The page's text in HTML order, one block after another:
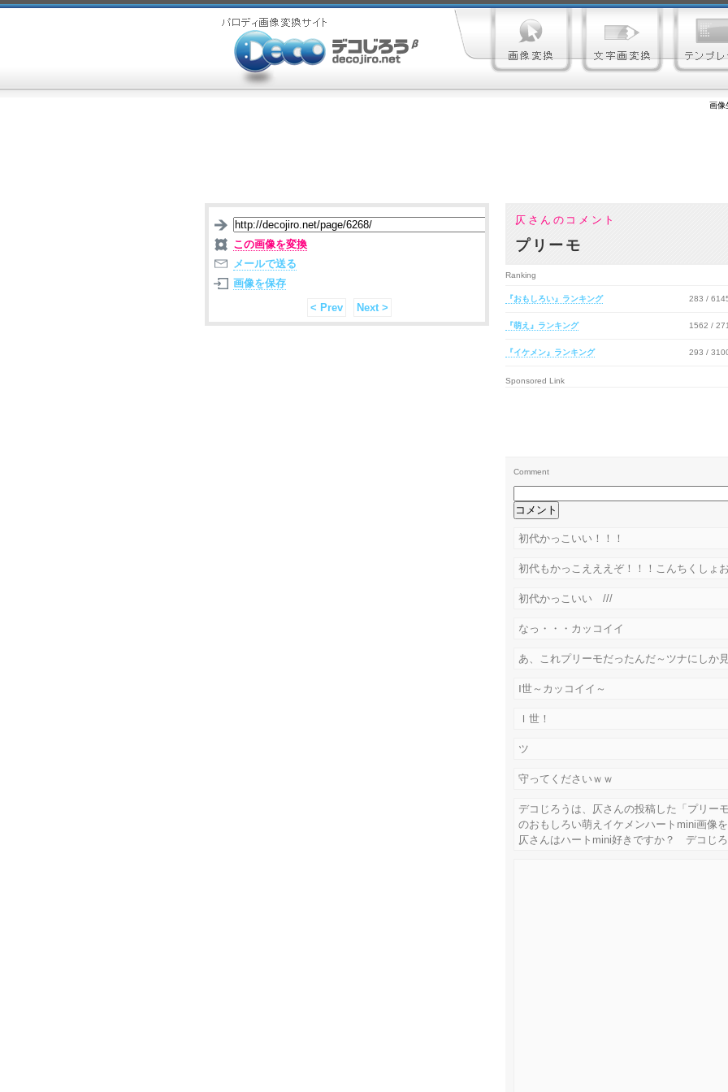
画像
仄さんのコメント
プリーモ
この画像を変換
メールで送る
画像を保存
< Prev
Next >
Ranking
『おもしろい』ランキング 283 /
『萌え』ランキング 1562 /
『イケメン』ランキング 293 /
Sponsored Link
Comment
初代かっこいい！！！
初代もかっこえええぞ！！！こんちくしょ
初代かっこいい ///
なっ・・・カッコイイ
あ、これプリーモだったんだ～ツナにしか
Ⅰ世～カッコイイ～
Ｉ世！
ツ
守ってくださいｗｗ
デコじろうは、仄さんの投稿した「プリー
のおもしろい萌えイケメンハートmini画像
仄さんはハートmini好きですか？ デコじ